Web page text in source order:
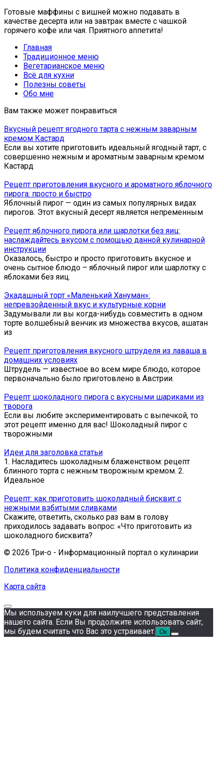
Готовые маффины с вишней можно подавать в
качестве десерта или на завтрак вместе с чашкой
горячего кофе или чая. Приятного аппетита!
Главная
Традиционное меню
Вегетарианское меню
Всё для кухни
Полезны советы
Обо мне
Вам также может понравиться
Вкусный рецепт ягодного тарта с нежным заварным
кремом Кастард
Если вы хотите приготовить идеальный ягодный тарт, с
совершенно нежным и ароматным заварным кремом
Кастард
Рецепт приготовления вкусного и ароматного яблочного
пирога: просто и быстро
Яблочный пирог — один из самых популярных видах
пирогов. Этот вкусный десерт является непременным
Рецепт яблочного пирога или шарлотки без яиц:
наслаждайтесь вкусом с помощью данной кулинарной
инструкции
Оказалось, быстро и просто приготовить вкусное и
очень сытное блюдо – яблочный пирог или шарлотку с
яблоками без яиц.
Экадашный торт «Маленький Хануман»:
непревзойденный вкус и культурные корни
Задумывали ли вы когда-нибудь совместить в одном
торте волшебный венчик из множества вкусов, ашатан
из
Рецепт приготовления вкусного штруделя из лаваша в
домашних условиях
Штрудель — известное во всем мире блюдо, которое
первоначально было приготовлено в Австрии.
Рецепт шоколадного пирога с вкусными шариками из
творога
Если вы любите экспериментировать с выпечкой, то
этот рецепт именно для вас! Шоколадный пирог с
творожными
Идеи для заголовка статьи
1. Насладитесь шоколадным блаженством: рецепт
блинного торта с нежным творожным кремом. 2.
Идеальное
Рецепт: как приготовить шоколадный бисквит с
нежными взбитыми сливками
Скажите, ответить, сколько раз вам в голову
приходилось задавать вопрос: «Что приготовить из
шоколадного бисквита?
© 2026 Три-о - Информационный портал о кулинарии
Политика конфиденциальности
Карта сайта
Мы используем куки для наилучшего представления
нашего сайта. Если Вы продолжите использовать сайт,
мы будем считать что Вас это устраивает. Ок